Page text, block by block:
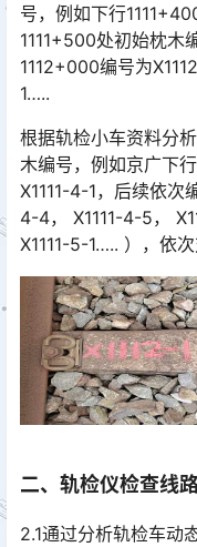
号，例如下行
1111+500处初始枕木
1112+000编号为
1…..󠅅󠅃󠄵󠅂󠄪󠇖󠆨󠆨󠇕󠆞󠆒󠅬󠇘󠆭󠆘󠇙󠆝󠅵󠇗󠆭󠆁󠄐󠇗󠅹󠅸󠇖󠆍󠅳󠇖󠅹󠅰󠇖󠆌󠅹
根据轨检小车资料分
木编号，例如京广下
X1111-4-1，后续依次
4-4， X1111-4-5，
X1111-5-1….. ），依
二、轨检仪检查线
2.1通过分析轨检车动